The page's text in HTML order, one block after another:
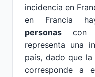
incidencia en
en Francia
personas con
representa una
país, dado que
corresponde a